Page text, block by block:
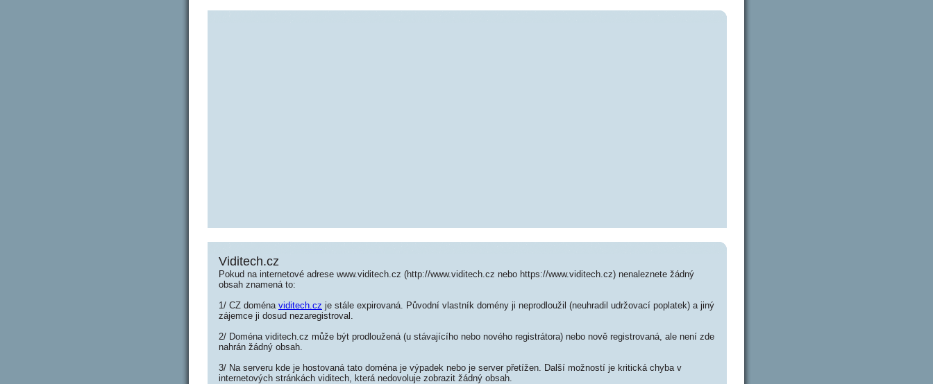
Viditech.cz
Pokud na internetové adrese www.viditech.cz (http://www.viditech.cz nebo https://www.viditech.cz) nenaleznete žádný
obsah znamená to:
1/ CZ doména viditech.cz je stále expirovaná. Původní vlastník domény ji neprodloužil (neuhradil udržovací poplatek) a jiný
zájemce ji dosud nezaregistroval.
2/ Doména viditech.cz může být prodloužená (u stávajícího nebo nového registrátora) nebo nově registrovaná, ale není zde
nahrán žádný obsah.
3/ Na serveru kde je hostovaná tato doména je výpadek nebo je server přetížen. Další možností je kritická chyba v
internetových stránkách viditech, která nedovoluje zobrazit žádný obsah.